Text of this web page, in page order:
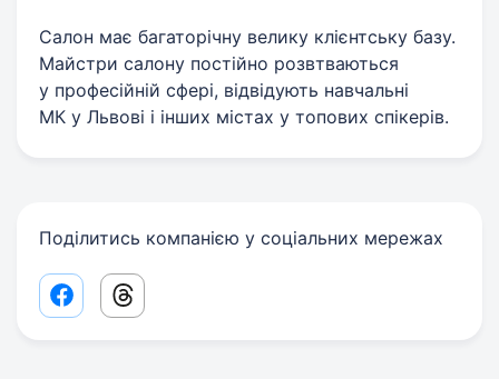
Салон має багаторічну велику клієнтську базу.
Майстри салону постійно розвтваються
у професійній сфері, відвідують навчальні
МК у Львові і інших містах у топових спікерів.
Поділитись компанією у соціальних мережах
Facebook share link
Threads share link